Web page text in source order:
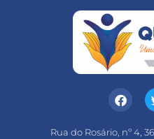
Rua do Rosário, nº 4,